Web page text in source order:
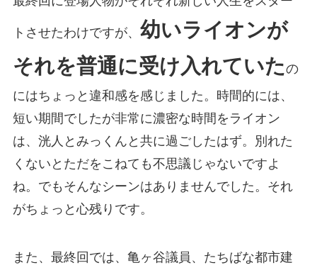
トさせたわけですが、 幼いライオンが
それを普通に受け入れていたの
にはちょっと違和感を感じました。時間的には、
短い期間でしたが非常に濃密な時間をライオン
は、洸人とみっくんと共に過ごしたはず。別れた
くないとただをこねても不思議じゃないですよ
ね。でもそんなシーンはありませんでした。それ
がちょっと心残りです。
また、最終回では、亀ヶ谷議員、たちばな都市建